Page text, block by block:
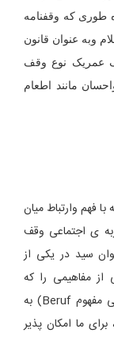
طوری که وقفنامه
وبه عنوان قانون
عمریک نوع وقف
مانند اطعام
فهم وارتباط میان
ی اجتماعی وقف
سید در یکی از
مفاهیمی را که
جامعه شناس آلمانی، ماکس وبِر به کار برده (یعنی مفهوم Beruf) به
ما امکان پذیر